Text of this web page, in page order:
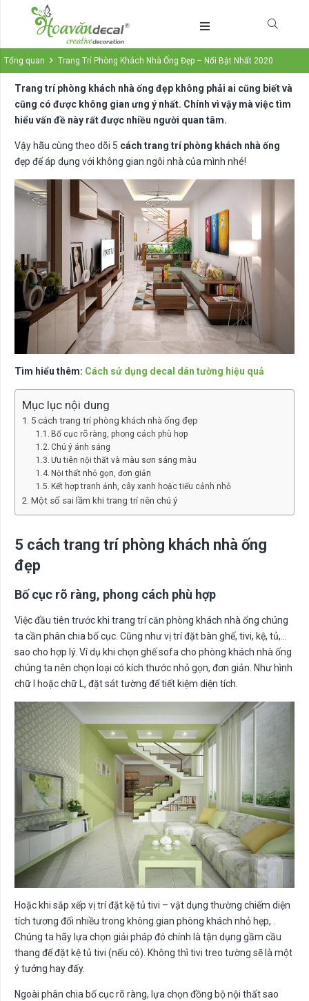
Tổng quan Trang Trí Phòng Khách Nhà Ống Đẹp – Nổi Bật Nhất 2020
Trang trí phòng khách nhà ống đẹp không phải ai cũng biết và
cũng có được không gian ưng ý nhất. Chính vì vậy mà việc tìm
hiểu vấn đề này rất được nhiều người quan tâm.
Vậy hãu cùng theo dõi 5 cách trang trí phòng khách nhà ống
đẹp để áp dụng với không gian ngôi nhà của mình nhé!
Tìm hiểu thêm: Cách sử dụng decal dán tường hiệu quả
Mục lục nội dung
5 cách trang trí phòng khách nhà ống đẹp
Bố cục rõ ràng, phong cách phù hợp
Chú ý ánh sáng
Ưu tiên nội thất và màu sơn sáng màu
Nội thất nhỏ gọn, đơn giản
Kết hợp tranh ảnh, cây xanh hoặc tiểu cảnh nhỏ
Một số sai lầm khi trang trí nên chú ý
5 cách trang trí phòng khách nhà ống
đẹp
Bố cục rõ ràng, phong cách phù hợp
Việc đầu tiên trước khi trang trí căn phòng khách nhà ống chúng
ta cần phân chia bố cục. Cũng như vị trí đặt bàn ghế, tivi, kệ, tủ,…
sao cho hợp lý. Ví dụ khi chọn ghế sofa cho phòng khách nhà ống
chúng ta nên chọn loại có kích thước nhỏ gọn, đơn giản. Như hình
chữ I hoặc chữ L, đặt sát tường để tiết kiệm diện tích.
Hoặc khi sắp xếp vị trí đặt kệ tủ tivi – vật dụng thường chiếm diện
tích tương đối nhiều trong không gian phòng khách nhỏ hẹp, .
Chúng ta hãy lựa chọn giải pháp đó chính là tận dụng gầm cầu
thang để đặt kệ tủ tivi (nếu có). Không thì tivi treo tường sẽ là một
ý tưởng hay đấy.
Ngoài phân chia bố cục rõ ràng, lựa chọn đồng bộ nội thất sao